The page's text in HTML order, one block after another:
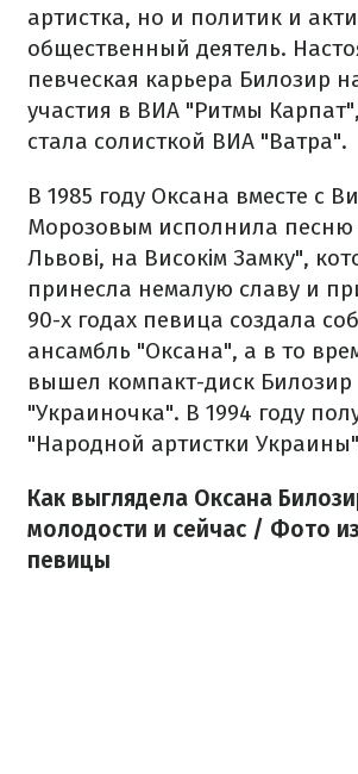
артистка, но и политик и
общественный деятель.
певческая карьера Билозир
участия в ВИА "Ритмы
стала солисткой ВИА "Ватра".
В 1985 году Оксана вместе с
Морозовым исполнила песню
Львові, на Високім Замку",
принесла немалую славу и
90-х годах певица создала
ансамбль "Оксана", а в то
вышел компакт-диск Билозир
"Украиночка". В 1994 году
"Народной артистки
Как выглядела Оксана
молодости и сейчас / Фото
певицы